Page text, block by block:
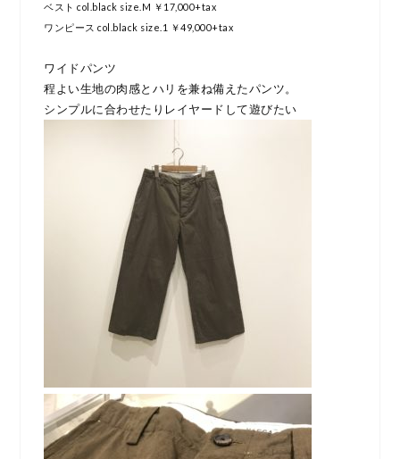
ベスト col.black size.M ￥17,000+tax
ワンピース col.black size.1 ￥49,000+tax
ワイドパンツ
程よい生地の肉感とハリを兼ね備えたパンツ。
シンプルに合わせたりレイヤードして遊びたい